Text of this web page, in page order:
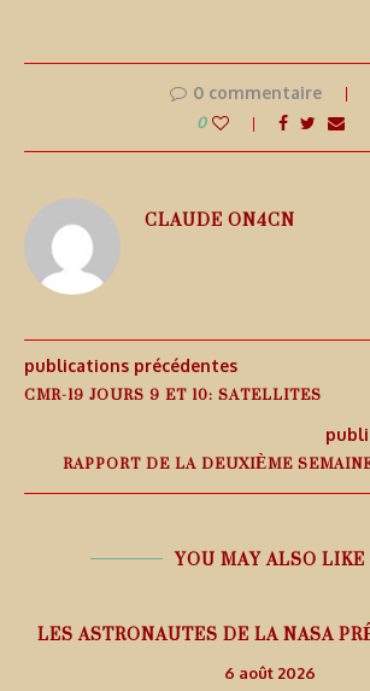
0 commentaire
0
CLAUDE ON4CN
publications précédentes
CMR-19 JOURS 9 ET 10: SATELLITES
RAPPORT DE LA DEUXIÈME
YOU MAY ALSO LIKE
LES ASTRONAUTES DE LA NASA
6 août 2026